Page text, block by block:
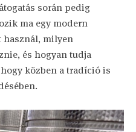
során pedig
ma egy modern
használ, milyen
és hogyan tudja
közben a tradíció is